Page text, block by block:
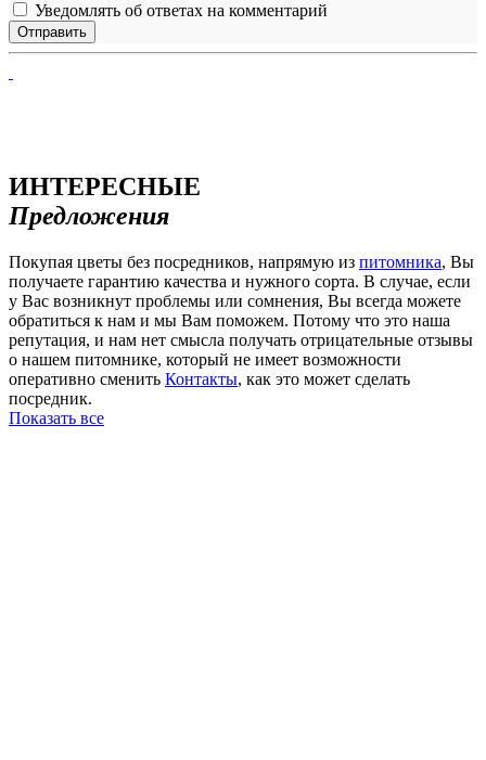
Уведомлять об ответах на комментарий
ИНТЕРЕСНЫЕ
Предложения
Покупая цветы без посредников, напрямую из питомника, Вы
получаете гарантию качества и нужного сорта. В случае, если
у Вас возникнут проблемы или сомнения, Вы всегда можете
обратиться к нам и мы Вам поможем. Потому что это наша
репутация, и нам нет смысла получать отрицательные отзывы
о нашем питомнике, который не имеет возможности
оперативно сменить Контакты, как это может сделать
посредник.
Показать все